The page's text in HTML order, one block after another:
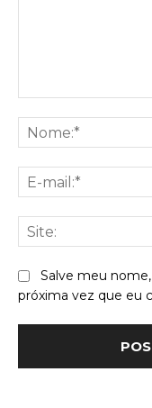
Salve meu
próxima vez que eu